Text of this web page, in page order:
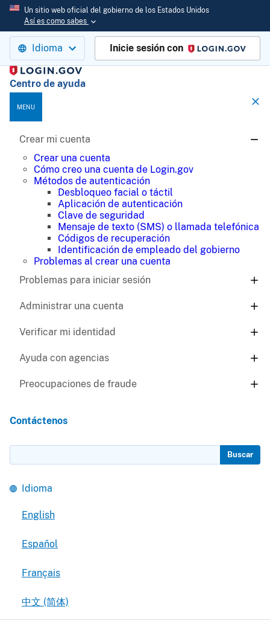
Un sitio web oficial del gobierno de los Estados Unidos
Así es como sabes
Idioma Inicie sesión con Login.gov
Centro de ayuda
MENU
Crear mi cuenta
Crear una cuenta
Cómo creo una cuenta de Login.gov
Métodos de autenticación
Desbloqueo facial o táctil
Aplicación de autenticación
Clave de seguridad
Mensaje de texto (SMS) o llamada telefónica
Códigos de recuperación
Identificación de empleado del gobierno
Problemas al crear una cuenta
Problemas para iniciar sesión
Administrar una cuenta
Verificar mi identidad
Ayuda con agencias
Preocupaciones de fraude
Contáctenos
Buscar
Idioma
English
Español
Français
中文 (简体)